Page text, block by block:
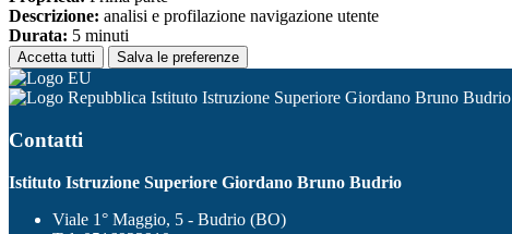
Descrizione: analisi e profilazione navigazione utente
Durata: 5 minuti
Accetta tutti Salva le preferenze
Istituto Istruzione Superiore Giordano Bruno Budrio
Contatti
Istituto Istruzione Superiore Giordano Bruno Budrio
Viale 1° Maggio, 5 - Budrio (BO)